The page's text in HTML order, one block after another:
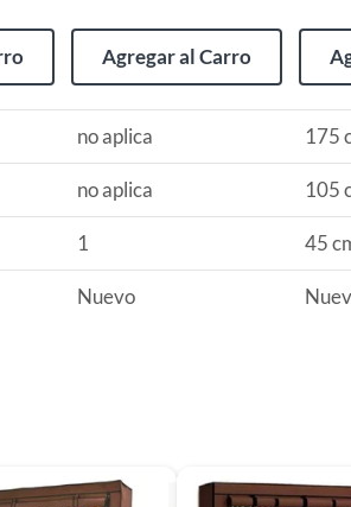
Agregar al Carro
no aplica 175
no aplica 105
1 45
Nuevo